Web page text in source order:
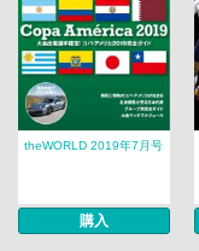
theWORLD 2019年7月号
購入